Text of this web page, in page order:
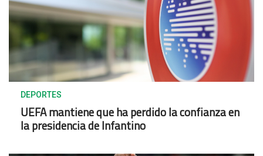
DEPORTES
UEFA mantiene que ha perdido la confianza en
la presidencia de Infantino